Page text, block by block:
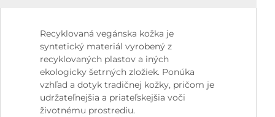
Recyklovaná vegánska kožka je
syntetický materiál vyrobený z
recyklovaných plastov a iných
ekologicky šetrných zložiek. Ponúka
vzhľad a dotyk tradičnej kožky, pričom je
udržateľnejšia a priateľskejšia voči
životnému prostrediu.